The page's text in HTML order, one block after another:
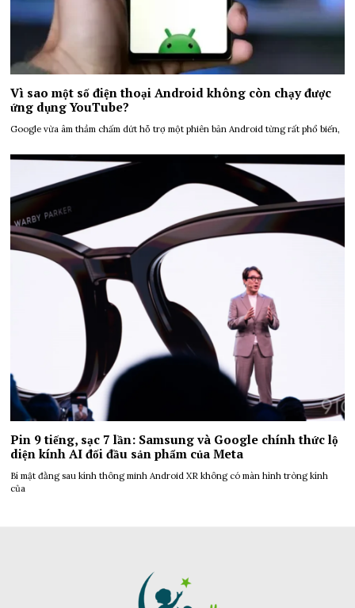
Vì sao một số điện thoại Android không còn chạy được
ứng dụng YouTube?
Google vừa âm thầm chấm dứt hỗ trợ một phiên bản Android từng rất phổ biến,
Pin 9 tiếng, sạc 7 lần: Samsung và Google chính thức lộ
diện kính AI đối đầu sản phẩm của Meta
Bí mật đằng sau kính thông minh Android XR không có màn hình tròng kính
của